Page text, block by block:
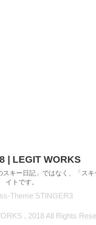
| LEGIT WORKS
キー日記」ではなく、「ス
イトです。
Theme STINGER3
, 2018 All Rights